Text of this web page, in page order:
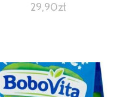
29,90zł